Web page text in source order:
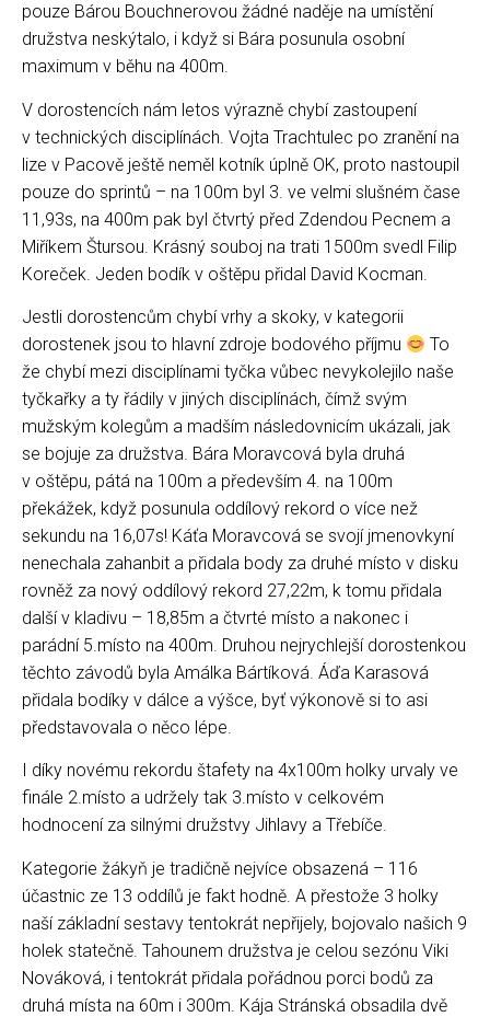
pouze Bárou Bouchnerovou žádné naděje na umístění
družstva neskýtalo, i když si Bára posunula osobní
maximum v běhu na 400m.
V dorostencích nám letos výrazně chybí zastoupení
v technických disciplínách. Vojta Trachtulec po zranění na
lize v Pacově ještě neměl kotník úplně OK, proto nastoupil
pouze do sprintů – na 100m byl 3. ve velmi slušném čase
11,93s, na 400m pak byl čtvrtý před Zdendou Pecnem a
Miříkem Štursou. Krásný souboj na trati 1500m svedl Filip
Koreček. Jeden bodík v oštěpu přidal David Kocman.
Jestli dorostencům chybí vrhy a skoky, v kategorii
dorostenek jsou to hlavní zdroje bodového příjmu
To
že chybí mezi disciplínami tyčka vůbec nevykolejilo naše
tyčkařky a ty řádily v jiných disciplínách, čímž svým
mužským kolegům a madším následovnicím ukázali, jak
se bojuje za družstva. Bára Moravcová byla druhá
v oštěpu, pátá na 100m a především 4. na 100m
překážek, když posunula oddílový rekord o více než
sekundu na 16,07s! Káťa Moravcová se svojí jmenovkyní
nenechala zahanbit a přidala body za druhé místo v disku
rovněž za nový oddílový rekord 27,22m, k tomu přidala
další v kladivu – 18,85m a čtvrté místo a nakonec i
parádní 5.místo na 400m. Druhou nejrychlejší dorostenkou
těchto závodů byla Amálka Bártíková. Áďa Karasová
přidala bodíky v dálce a výšce, byť výkonově si to asi
představovala o něco lépe.
I díky novému rekordu štafety na 4x100m holky urvaly ve
finále 2.místo a udržely tak 3.místo v celkovém
hodnocení za silnými družstvy Jihlavy a Třebíče.
Kategorie žákyň je tradičně nejvíce obsazená – 116
účastnic ze 13 oddílů je fakt hodně. A přestože 3 holky
naší základní sestavy tentokrát nepřijely, bojovalo našich 9
holek statečně. Tahounem družstva je celou sezónu Viki
Nováková, i tentokrát přidala pořádnou porci bodů za
druhá místa na 60m i 300m. Kája Stránská obsadila dvě